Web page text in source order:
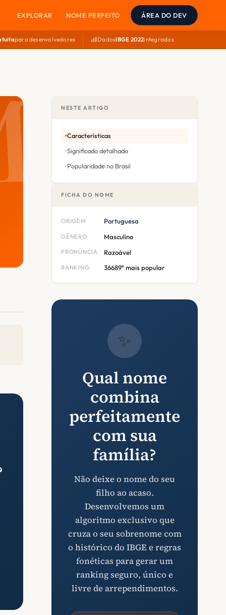
EXPLORAR NOME PERFEITO ÁREA DO DEV
para desenvolvedores DadosIBGE 2022integrados
NESTE ARTIGO
Características
Significado detalhado
Popularidade no Brasil
FICHA DO NOME
ORIGEM Portuguesa
GÊNERO Masculino
PRONÚNCIA Razoável
RANKING 36689º mais popular
✨
Qual nome
combina
perfeitamente
com sua
família?
Não deixe o nome do seu
filho ao acaso.
Desenvolvemos um
algoritmo exclusivo que
cruza o seu sobrenome com
o histórico do IBGE e regras
fonéticas para gerar um
ranking seguro, único e
livre de arrependimentos.